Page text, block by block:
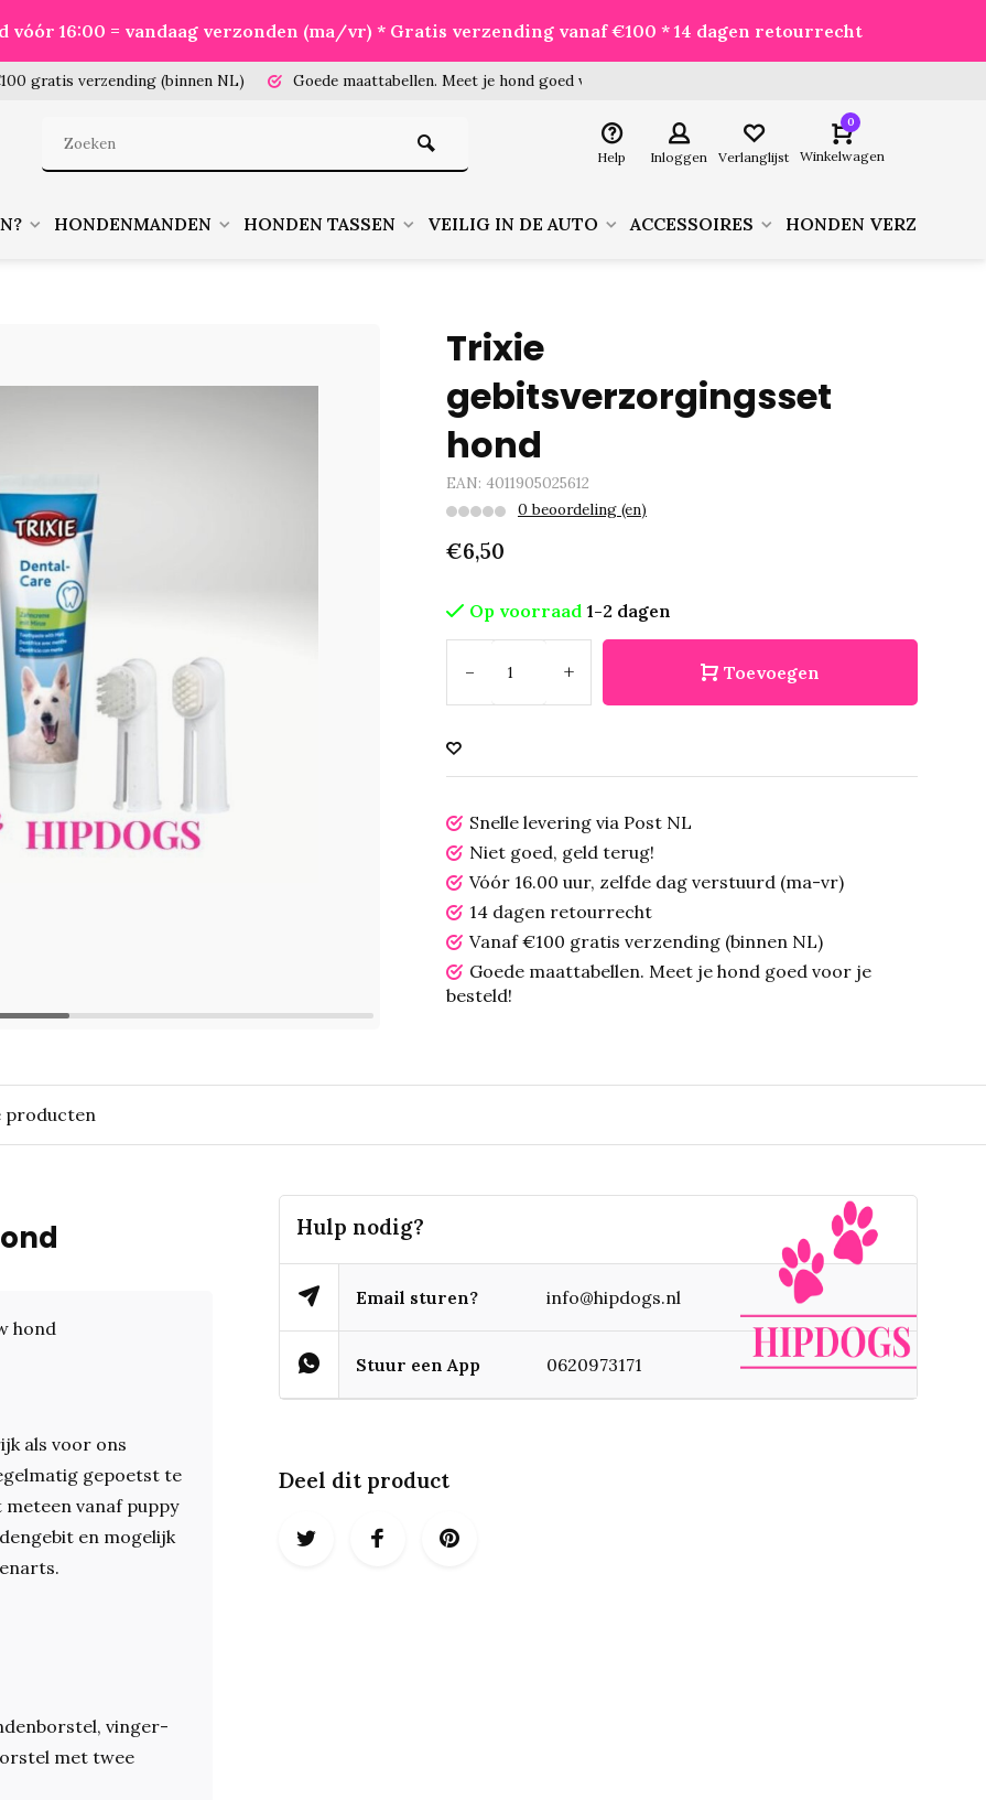
vóór 16:00 = vandaag verzonden (ma/vr) * Gratis verzending vanaf €100 * 14 dagen retourrecht
gratis verzending (binnen NL) Goede maattabellen. Meet je hond goed voor je besteld!
Help Inloggen Verlanglijst
0
Winkelwagen
HONDENMANDEN HONDEN TASSEN VEILIG IN DE AUTO ACCESSOIRES HONDEN
Trixie
gebitsverzorgingsset
hond
EAN: 4011905025612
0 beoordeling (en)
€6,50
Op voorraad 1-2 dagen
- + Toevoegen
Snelle levering via Post NL
Niet goed, geld terug!
Vóór 16.00 uur, zelfde dag verstuurd (ma-vr)
14 dagen retourrecht
Vanaf €100 gratis verzending (binnen NL)
Goede maattabellen. Meet je hond goed voor je
besteld!
producten
hond
als voor ons
gepoetst te
vanaf puppy
en mogelijk
vinger-
met twee
Hulp nodig?
Email sturen? info@hipdogs.nl
Stuur een App 0620973171
Deel dit product